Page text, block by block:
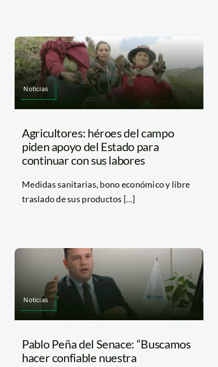
Noticias
Agricultores: héroes del campo
piden apoyo del Estado para
continuar con sus labores
Medidas sanitarias, bono económico y libre
traslado de sus productos [...]
Noticias
Pablo Peña del Senace: “Buscamos
hacer confiable nuestra